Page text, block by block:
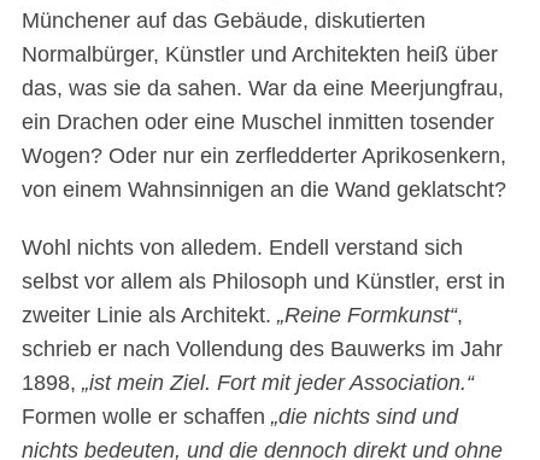
Münchener auf das Gebäude, diskutierten
Normalbürger, Künstler und Architekten heiß über
das, was sie da sahen. War da eine Meerjungfrau,
ein Drachen oder eine Muschel inmitten tosender
Wogen? Oder nur ein zerfledderter Aprikosenkern,
von einem Wahnsinnigen an die Wand geklatscht?
Wohl nichts von alledem. Endell verstand sich
selbst vor allem als Philosoph und Künstler, erst in
zweiter Linie als Architekt. „Reine Formkunst“,
schrieb er nach Vollendung des Bauwerks im Jahr
1898, „ist mein Ziel. Fort mit jeder Association.“
Formen wolle er schaffen „die nichts sind und
nichts bedeuten, und die dennoch direkt und ohne